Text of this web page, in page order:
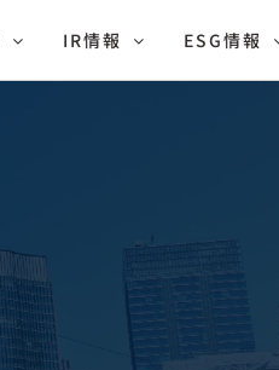
IR情報 ESG情報